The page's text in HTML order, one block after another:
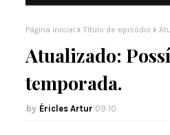
Página inicial Título de episódio
Atualizado:
temporada.
Éricles Artur 09:10